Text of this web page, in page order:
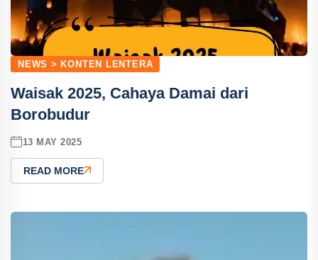
NEWS > KONTEN LENTERA
Waisak 2025, Cahaya Damai dari
Borobudur
13 MAY 2025
READ MORE